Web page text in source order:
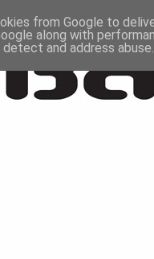
from Google to
along with
and address abuse.